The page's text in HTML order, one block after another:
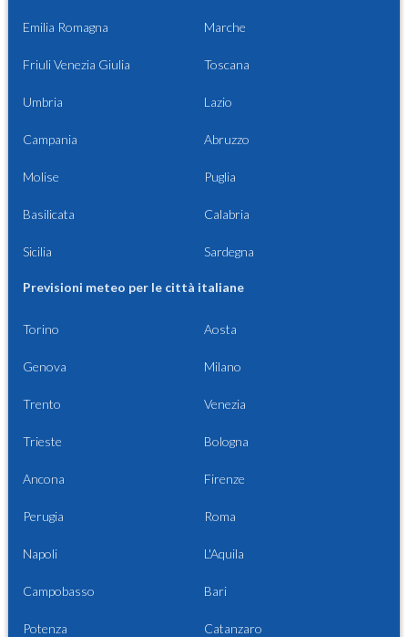
Emilia Romagna Marche
Friuli Venezia Giulia Toscana
Umbria Lazio
Campania Abruzzo
Molise Puglia
Basilicata Calabria
Sicilia Sardegna
Previsioni meteo per le città italiane
Torino Aosta
Genova Milano
Trento Venezia
Trieste Bologna
Ancona Firenze
Perugia Roma
Napoli L'Aquila
Campobasso Bari
Potenza Catanzaro